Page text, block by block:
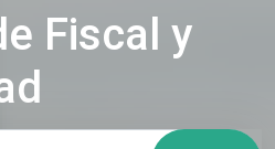
Fiscal y